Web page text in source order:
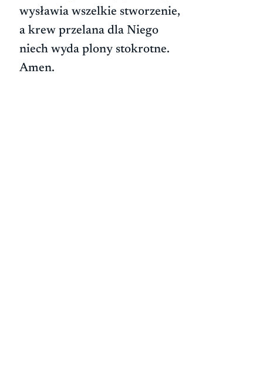
wysławia wszelkie stworzenie,
a krew przelana dla Niego
niech wyda plony stokrotne.
Amen.